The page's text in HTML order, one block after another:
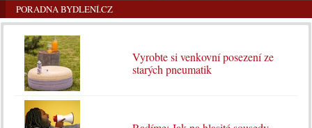
PORADNA BYDLENÍ.CZ
Vyrobte si venkovní posezení ze
starých pneumatik